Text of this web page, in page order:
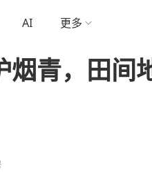
AI 更多
烟青，田间